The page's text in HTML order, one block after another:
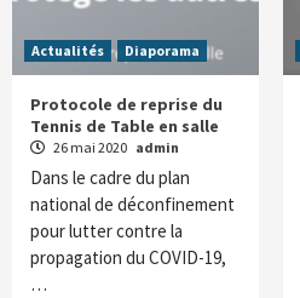
Actualités Diaporama
Protocole de reprise du
Tennis de Table en salle
26 mai 2020 admin
Dans le cadre du plan
national de déconfinement
pour lutter contre la
propagation du COVID-19,
…